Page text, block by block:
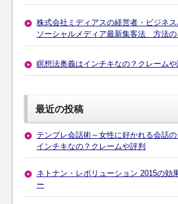
株式会社ミディアスの経営者・ビジネ
ソーシャルメディア最新集客法 方法の
瞑想法奥義はインチキなの？クレームや
最近の投稿
テンプレ会話術～女性に好かれる会話
インチキなの？クレームや評判
ネトナン・レボリューション 2015の効
ー